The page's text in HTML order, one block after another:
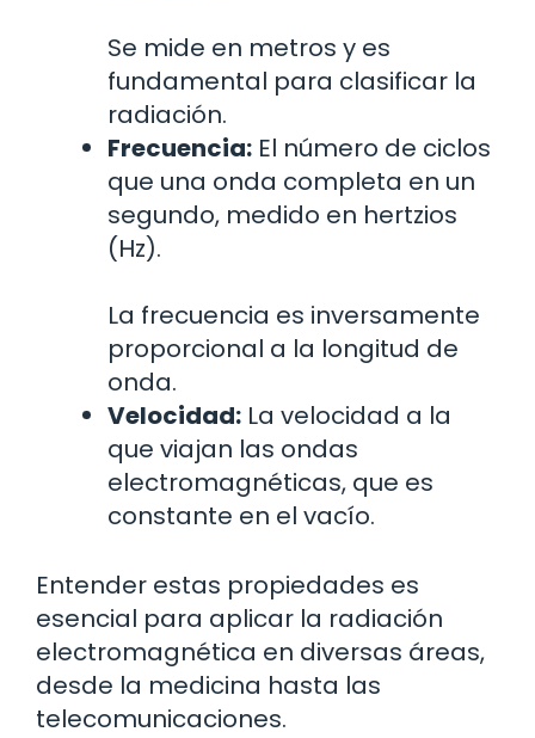
Se mide en metros y es
fundamental para clasificar la
radiación.
Frecuencia: El número de ciclos
que una onda completa en un
segundo, medido en hertzios
(Hz).
La frecuencia es inversamente
proporcional a la longitud de
onda.
Velocidad: La velocidad a la
que viajan las ondas
electromagnéticas, que es
constante en el vacío.
Entender estas propiedades es
esencial para aplicar la radiación
electromagnética en diversas áreas,
desde la medicina hasta las
telecomunicaciones.